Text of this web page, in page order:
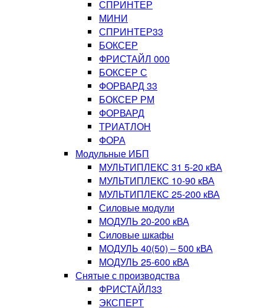
СПРИНТЕР
МИНИ
СПРИНТЕР33
БОКСЕР
ФРИСТАЙЛ 000
БОКСЕР С
ФОРВАРД 33
БОКСЕР РМ
ФОРВАРД
ТРИАТЛОН
ФОРА
Модульные ИБП
МУЛЬТИПЛЕКС 31 5-20 кВА
МУЛЬТИПЛЕКС 10-90 кВА
МУЛЬТИПЛЕКС 25-200 кВА
Силовые модули
МОДУЛЬ 20-200 кВА
Силовые шкафы
МОДУЛЬ 40(50) – 500 кВА
МОДУЛЬ 25-600 кВА
Снятые с производства
ФРИСТАЙЛ33
ЭКСПЕРТ